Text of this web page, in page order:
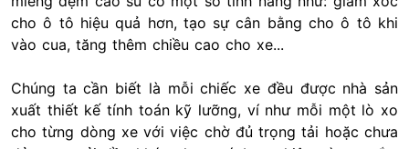
cho ô tô hiệu quả hơn, tạo sự cân bằng cho ô tô khi
vào cua, tăng thêm chiều cao cho xe...
Chúng ta cần biết là mỗi chiếc xe đều được nhà sản
xuất thiết kế tính toán kỹ lưỡng, ví như mỗi một lò xo
cho từng dòng xe với việc chờ đủ trọng tải hoặc chưa